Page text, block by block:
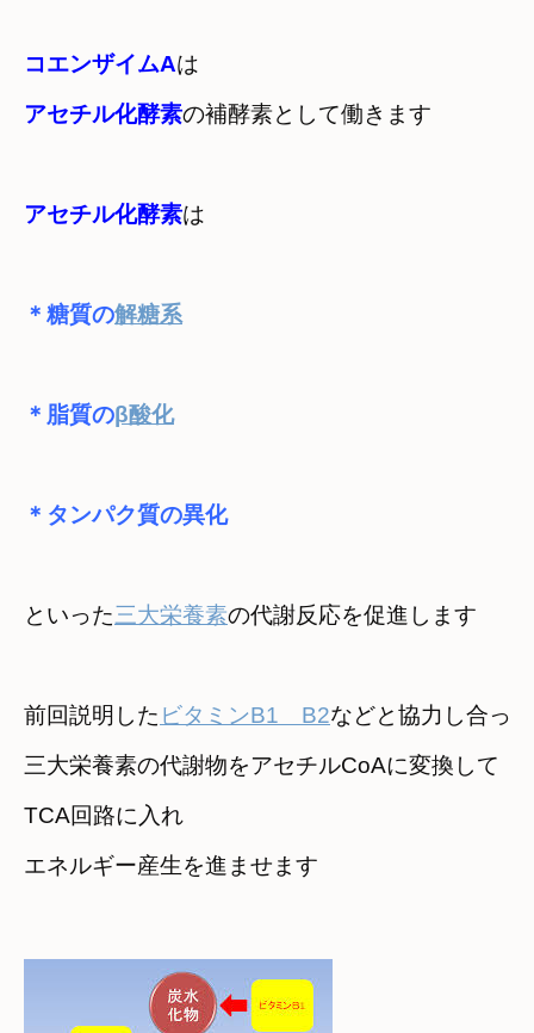
コエンザイムA
アセチル化酵素の補酵素として働きます
アセチル化酵素は
＊糖質の解糖系
＊脂質のβ酸化
＊タンパク質の異化
といった三大栄養素の代謝反応を促進します
前回説明した ビタミンB1　B2などと協力し合って
三大栄養素の代謝物をアセチルCoAに変換して
TCA回路に入れ
エネルギー産生を進ませます